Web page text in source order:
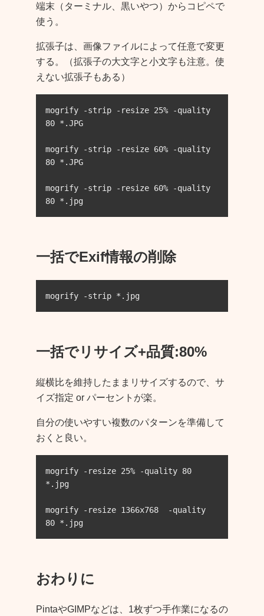
端末（ターミナル、黒いやつ）からコピペで
使う。
拡張子は、画像ファイルによって任意で変更
する。（拡張子の大文字と小文字も注意。使
えない拡張子もある）
mogrify -strip -resize 25% -quality
80 *.JPG
mogrify -strip -resize 60% -quality
80 *.JPG
mogrify -strip -resize 60% -quality
80 *.jpg
一括でExif情報の削除
mogrify -strip *.jpg
一括でリサイズ+品質:80%
縦横比を維持したままリサイズするので、サ
イズ指定 or パーセントが楽。
自分の使いやすい複数のパターンを準備して
おくと良い。
mogrify -resize 25% -quality 80
*.jpg
mogrify -resize 1366x768  -quality
80 *.jpg
おわりに
PintaやGIMPなどは、1枚ずつ手作業になるの